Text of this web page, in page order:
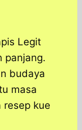
Legit
panjang.
budaya
masa
resep kue